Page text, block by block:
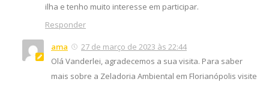
ilha e tenho muito interesse em participar.
Responder
ama
27 de março de 2023 às 22:44
Olá Vanderlei, agradecemos a sua visita. Para saber
mais sobre a Zeladoria Ambiental em Florianópolis visite